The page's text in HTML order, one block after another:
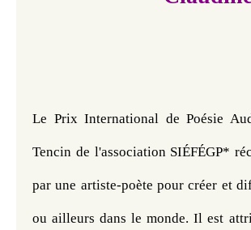
Le Prix International de Poésie
Tencin de l'association SIÉFÉGP*
par une artiste-poète pour créer et
ou ailleurs dans le monde. Il est